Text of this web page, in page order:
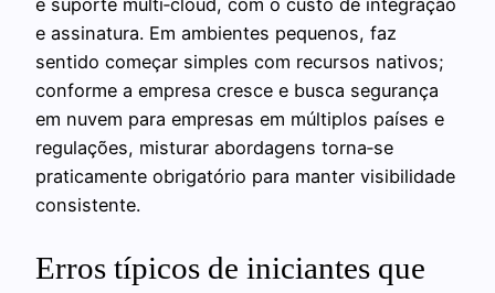
e suporte multi‑cloud, com o custo de integração
e assinatura. Em ambientes pequenos, faz
sentido começar simples com recursos nativos;
conforme a empresa cresce e busca segurança
em nuvem para empresas em múltiplos países e
regulações, misturar abordagens torna‑se
praticamente obrigatório para manter visibilidade
consistente.
Erros típicos de iniciantes que